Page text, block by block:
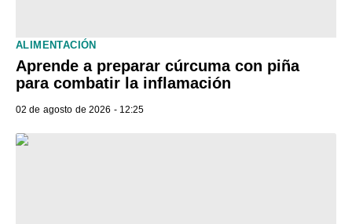
ALIMENTACIÓN
Aprende a preparar cúrcuma con piña
para combatir la inflamación
02 de agosto de 2026 - 12:25